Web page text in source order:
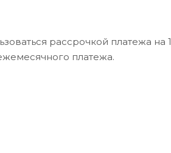
рассрочкой платежа на 1
платежа.